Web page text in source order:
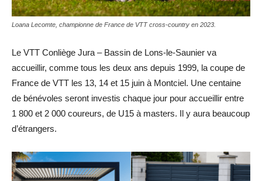
Loana Lecomte, championne de France de VTT cross-country en 2023.
Le VTT Conliège Jura – Bassin de Lons-le-Saunier va
accueillir, comme tous les deux ans depuis 1999, la coupe de
France de VTT les 13, 14 et 15 juin à Montciel. Une centaine
de bénévoles seront investis chaque jour pour accueillir entre
1 800 et 2 000 coureurs, de U15 à masters. Il y aura beaucoup
d’étrangers.